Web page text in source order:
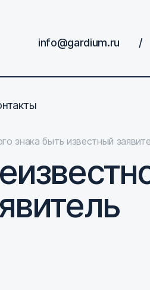
info@gardium.ru /
знака быть известный